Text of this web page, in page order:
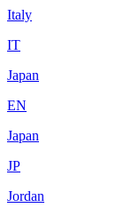
Italy
IT
Japan
EN
Japan
JP
Jordan